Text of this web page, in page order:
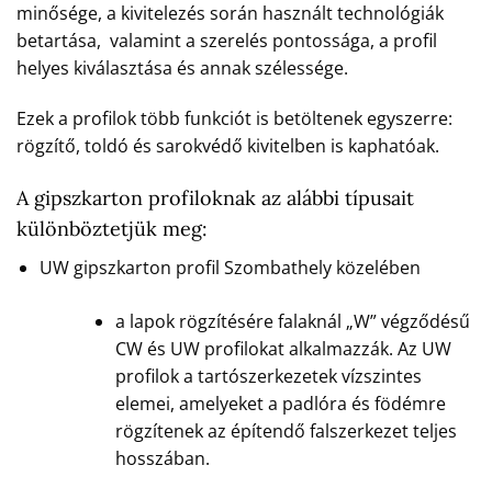
minősége, a kivitelezés során használt technológiák
betartása, valamint a szerelés pontossága, a profil
helyes kiválasztása és annak szélessége.
Ezek a profilok több funkciót is betöltenek egyszerre:
rögzítő, toldó és sarokvédő kivitelben is kaphatóak.
A gipszkarton profiloknak az alábbi típusait
különböztetjük meg:
UW gipszkarton profil Szombathely közelében
a lapok rögzítésére falaknál „W” végződésű
CW és UW profilokat alkalmazzák. Az UW
profilok a tartószerkezetek vízszintes
elemei, amelyeket a padlóra és födémre
rögzítenek az építendő falszerkezet teljes
hosszában.